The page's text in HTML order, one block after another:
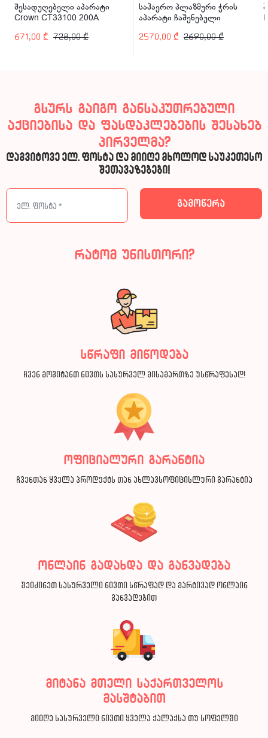
აპარატი
200A
₾
საჰაერო პლაზმური ჭრის
აპარატი ჩაშენებული
WDK-40CUT-C 40A
2690,00₾
2570,00
შესადუღებელი
Paton ECO-160-C
1227,00
გსურს გაიგო განსაკუთრებული
აქციებისა და ფასდაკლებების შესახებ
პირველმა?
დაგვიტოვე ელ. ფოსტა და მიიღე მხოლოდ საუკეთესო
შეთავაზებები!
რატომ უნისთორი?
სწრაფი მიწოდება
ჩვენ მოგიტანთ ნივთს სასურველ მისამართზე უსწრაფესად!
ოფიციალური გარანტია
ჩვენთან ყველა პროდუქტს თან ახლავსოფიცისლური გარანტია
ონლაინ გადახდა და განვადება
შეიძინეთ სასურველი ნივთი სწრაფად და მარტივად ონლაინ
განვადებით
მიტანა მთელი საქართველოს
მასშტაბით
მიიღე სასურველი ნივთი ყველა ქალაქსა თუ სოფელში